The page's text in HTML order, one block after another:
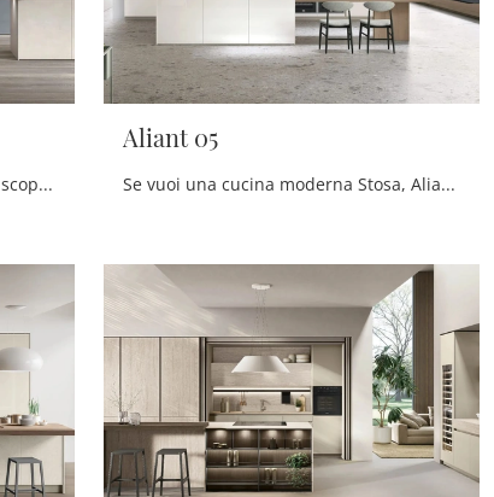
Cucine Moderne con isola: clicca e scopri un ricco catalogo di soluzioni della marca Stosa, tra cui il modello Aliant 07.
Aliant 05
Se vuoi una cucina moderna Stosa, Aliant 05 in vetro ti sta aspettando nel nostro negozio di Cucine Moderne con isola.